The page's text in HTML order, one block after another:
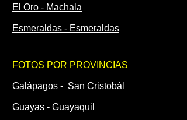
FOTOS POR PROVINCIAS
Galápagos - San Cristobál
Guayas - Guayaquil
El Oro - Machala
Esmeraldas - Esmeraldas